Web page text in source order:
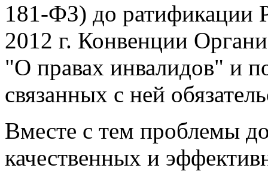
Российской Федерации"
181-ФЗ) до ратификации
2012 г. Конвенции
"О правах инвалидов" и
связанных с ней
Вместе с тем проблемы